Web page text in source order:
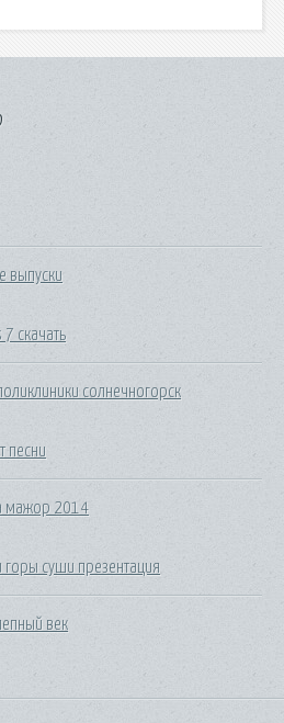
выпуски
скачать
солнечногорск
песни
мажор 2014
суши презентация
век